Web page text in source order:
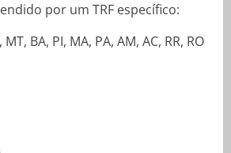
por um TRF específico:
MT, BA, PI, MA, PA, AM, AC, RR, RO